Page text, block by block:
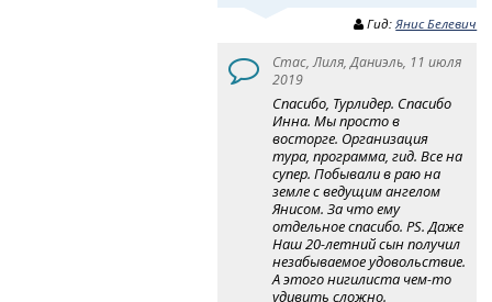
Гид:Янис Белевич
Стас, Лиля, Даниэль, 11 июля
2019
Спасибо, Турлидер. Спасибо
Инна. Мы просто в
восторге. Организация
тура, программа, гид. Все на
супер. Побывали в раю на
земле с ведущим ангелом
Янисом. За что ему
отдельное спасибо. PS. Даже
Наш 20-летний сын получил
незабываемое удовольствие.
А этого нигилиста чем-то
удивить сложно.